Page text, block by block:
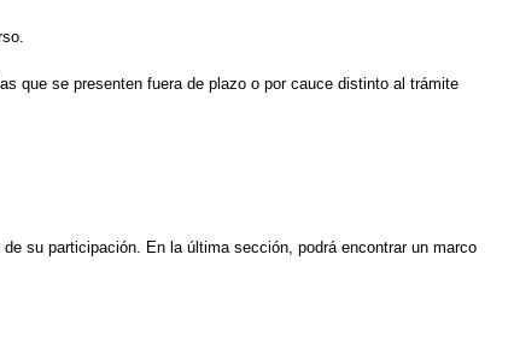
que se presenten fuera de plazo o por cauce distinto al trámite
su participación. En la última sección, podrá encontrar un marco